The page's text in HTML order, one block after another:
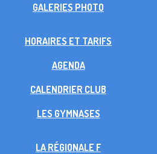
GALERIES PHOTO
HORAIRES ET TARIFS
AGENDA
CALENDRIER CLUB
LES GYMNASES
LA RÉGIONALE F